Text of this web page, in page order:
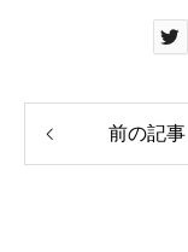
前の記事